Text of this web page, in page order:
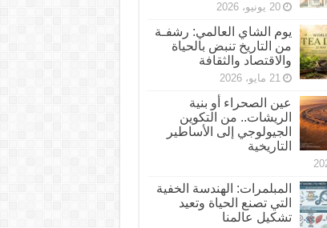
20 يونيو، 2026
يوم الشاي العالمي: رشفـة
من التاريخ تنبض بالحياة
والاقتصاد والثقافة
21 مايو، 2026
عين الصحراء أو بنية
الريشات.. من التكوين
الجيولوجي إلى الأساطير
التاريخية
المبلمرات: الهندسة الخفية
التي تصنع الحياة وتعيد
تشكيل عالمنا